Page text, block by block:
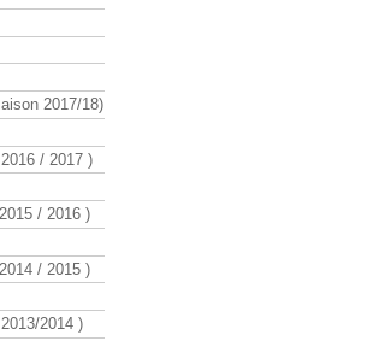
2017/18)
/ 2017 )
/ 2016 )
/ 2015 )
2014 )